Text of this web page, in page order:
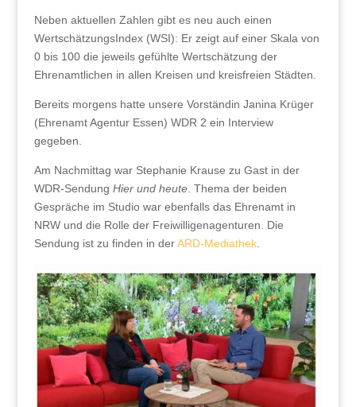
Neben aktuellen Zahlen gibt es neu auch einen
WertschätzungsIndex (WSI): Er zeigt auf einer Skala von
0 bis 100 die jeweils gefühlte Wertschätzung der
Ehrenamtlichen in allen Kreisen und kreisfreien Städten.
Bereits morgens hatte unsere Vorständin Janina Krüger
(Ehrenamt Agentur Essen) WDR 2 ein Interview
gegeben.
Am Nachmittag war Stephanie Krause zu Gast in der
WDR-Sendung Hier und heute. Thema der beiden
Gespräche im Studio war ebenfalls das Ehrenamt in
NRW und die Rolle der Freiwilligenagenturen. Die
Sendung ist zu finden in derARD-Mediathek.